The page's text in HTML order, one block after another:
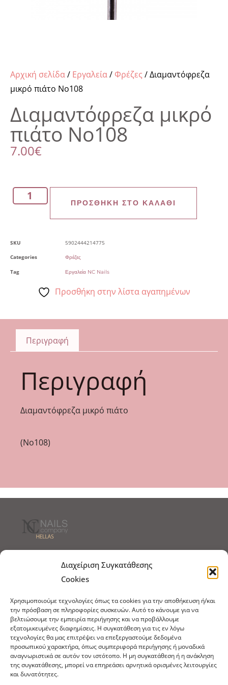
Διαχείριση Συγκατάθεσης
Cookies
Χρησιμοποιούμε τεχνολογίες όπως τα cookies για την αποθήκευση ή/και
την πρόσβαση σε πληροφορίες συσκευών. Αυτό το κάνουμε για να
βελτιώσουμε την εμπειρία περιήγησης και να προβάλλουμε
εξατομικευμένες διαφημίσεις. Η συγκατάθεση για τις εν λόγω
τεχνολογίες θα μας επιτρέψει να επεξεργαστούμε δεδομένα
προσωπικού χαρακτήρα, όπως συμπεριφορά περιήγησης ή μοναδικά
αναγνωριστικά σε αυτόν τον ιστότοπο. Η μη συγκατάθεση ή η ανάκληση
της συγκατάθεσης, μπορεί να επηρεάσει αρνητικά ορισμένες λειτουργίες
και δυνατότητες.
Αρχική σελίδα/ Εργαλεία/ Φρέζες / Διαμαντόφρεζα
μικρό πιάτο Νο108
Διαμαντόφρεζα μικρό
πιάτο Νο108
7.00€
ΠΡΟΣΘΉΚΗ ΣΤΟ ΚΑΛΆΘΙ
SKU
5902444214775
Categories
Φρέζες
Tag Εργαλεία NC Nails
Προσθήκη στην λίστα αγαπημένων
Περιγραφή
Περιγραφή
Διαμαντόφρεζα μικρό πιάτο
(Νο108)
Τρόποι Παραγγελίας
Πολιτική Cookies
Εμπόριο Ειδών Ονυχοπλαστικής, Καλλωπισμού
άκρων και αξεσουάρ
τηλ: 213-0415386
info@ncnails.gr